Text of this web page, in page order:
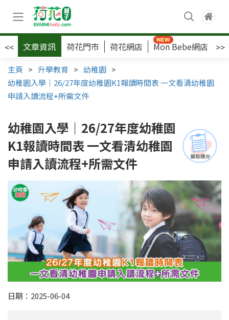
<< 文章資訊 荷花門市 荷花網店 Mon Bebe網店 >>
主頁 > 升學教育 > 幼稚園 >
幼稚園入學｜26/27年度幼稚園K1報讀時間表 一文看清幼稚園
申請入讀流程+所需文件
幼稚園入學｜26/27年度幼稚園
K1報讀時間表 一文看清幼稚園
申請入讀流程+所需文件
日期：2025-06-04